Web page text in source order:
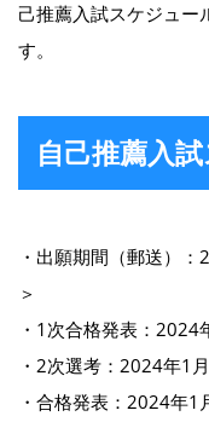
己推薦入試スケジュー
す。
自己推薦入
・出願期間（郵送）
＞
・1次合格発表：
・2次選考：2024年1
・合格発表：2024年